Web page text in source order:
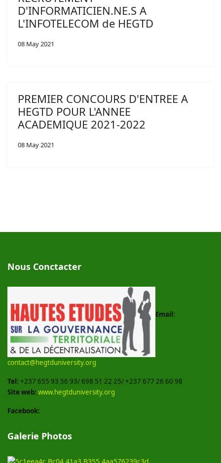
D'INFORMATICIEN.NE.S A
L'INFOTELECOM de HEGTD
08 May 2021
PREMIER CONCOURS D'ENTREE A
HEGTD POUR L'ANNEE
ACADEMIQUE 2021-2022
08 May 2021
Nous Conctacter
Email:
contact@hegtduniversity.org
Tel: +237 655 93 56 93/ 698 51 22 25/ +237 677 26 60 98
Site web: www.hegtduniversity.org
Facebook:
Galerie Photos